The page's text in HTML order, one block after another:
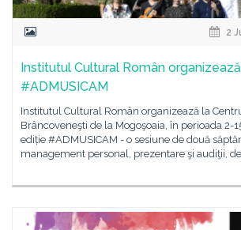
2
Institutul Cultural Român
#ADMUSICAM
Institutul Cultural Român organizează la
Brâncoveneşti de la Mogoşoaia, în perioada 2-
ediție #ADMUSICAM - o sesiune de două
management personal, prezentare şi audiţii,